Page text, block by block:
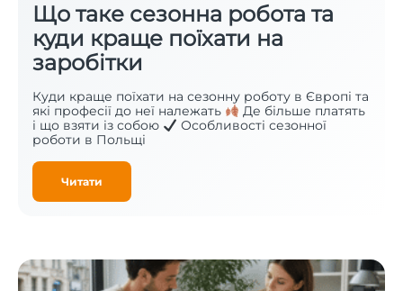
Що таке сезонна робота та
куди краще поїхати на
заробітки
Куди краще поїхати на сезонну роботу в Європі та
які професії до неї належать
Де більше платять
і що взяти із собою
Особливості сезонної
роботи в Польщі
Читати